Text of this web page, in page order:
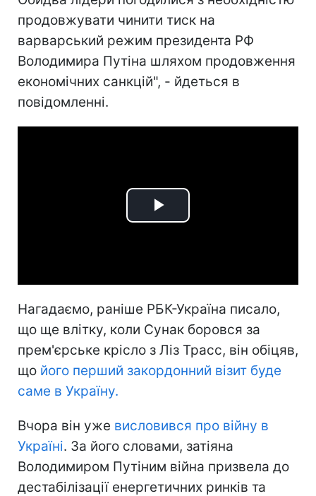
продовжувати чинити тиск на
варварський режим президента РФ
Володимира Путіна шляхом продовження
економічних санкцій", - йдеться в
повідомленні.
Play
Нагадаємо, раніше РБК-Україна писало,
що ще влітку, коли Сунак боровся за
прем'єрське крісло з Ліз Трасс, він обіцяв,
що його перший закордонний візит буде
саме в Україну.
Вчора він уже висловився про війну в
Україні. За його словами, затіяна
Володимиром Путіним війна призвела до
дестабілізації енергетичних ринків та